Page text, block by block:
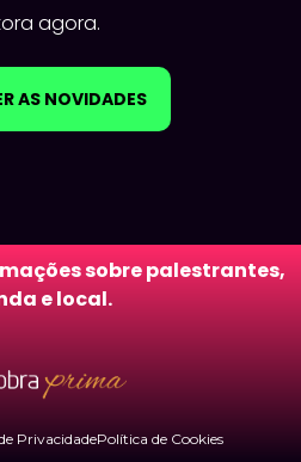
agora.
AS NOVIDADES
sobre palestrantes,
e local.
PrivacidadePolítica de Cookies